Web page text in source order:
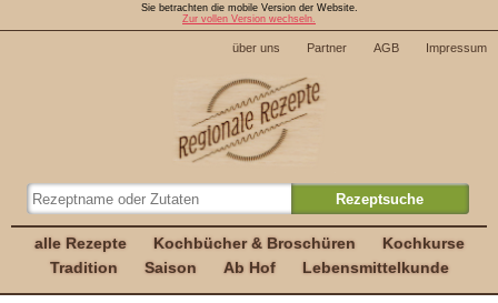
Sie betrachten die mobile Version der Website.
Zur vollen Version wechseln.
über uns Partner AGB Impressum
alle Rezepte Kochbücher & Broschüren
Kochkurse
Tradition
Saison Ab Hof Lebensmittelkunde